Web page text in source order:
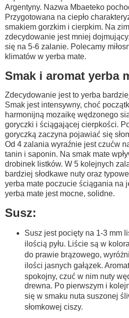
Argentyny. Nazwa Mbaeteko
Przygotowana na ciepło
smakiem gorzkim i cierpkim. Na
zdecydowanie jest mniej
się na 5-6 zalanie. Polecamy
klimatów w yerba mate.
Smak i aromat yerba
Zdecydowanie jest to yerba
Smak jest intensywny, choć
harmonijną mozaikę wędzonego
goryczki i ściągającej cierpkości.
goryczką zaczyna pojawiać się
Od 4 zalania wyraźnie jest czućw
tanin i saponin. Na smak mate
drobinek listków. W 5 kolejnych
bardziej słodkawe nuty oraz
yerba mate poczucie ściągania na
yerba mate jest mocne, solidne.
Susz:
Susz jest pocięty na 1-3 mm
ilością pyłu. Liście są w
do prawie brązowego,
ilości jasnych gałązek.
spokojny, czuć w nim nuty
drewna. Po pierwszym i
się w smaku nuta suszonej
słomkowej ciszy.